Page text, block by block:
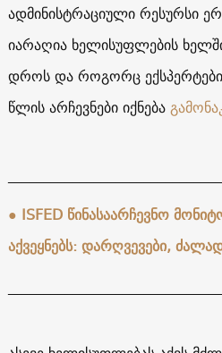
ადმინისტრაციული რესურსი
იარაღია ხელისუფლების
დროს და როგორც
წლის არჩევნები იქნება
● ISFED წინასაარჩევნო
აქვეყნებს: დარღვევები,